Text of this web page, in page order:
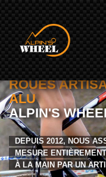
ROUES
ALU
ALPIN'S
DEPUIS 2012, NOUS
MESURE
À LA MAIN PAR UN